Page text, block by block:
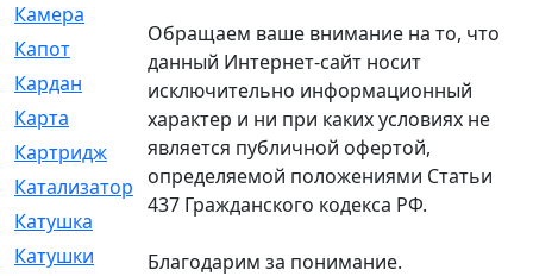
Камера
Капот
[144]
Кардан
[131]
Карта
[2]
Картридж
[250]
Катализатор
[1]
Катушка
[2]
Катушки
[291]
Обращаем ваше внимание на то, что
данный Интернет-сайт носит
исключительно информационный
характер и ни при каких условиях не
является публичной офертой,
определяемой положениями Статьи
437 Гражданского кодекса РФ.
Благодарим за понимание.